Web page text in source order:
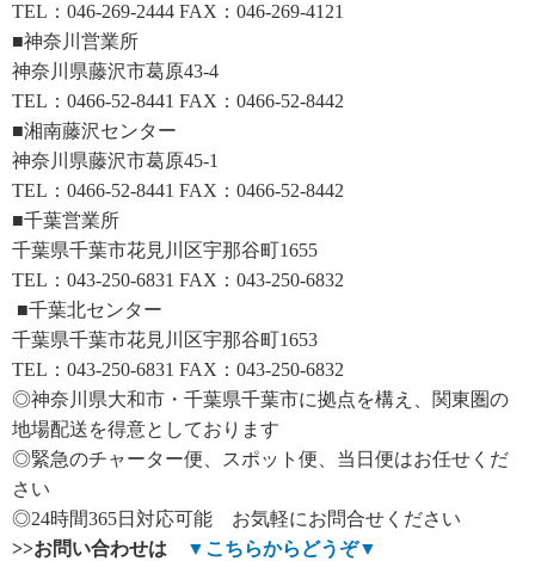
TEL：046-269-2444 FAX：046-269-4121
■神奈川営業所
神奈川県藤沢市葛原43-4
TEL：0466-52-8441 FAX：0466-52-8442
■湘南藤沢センター
神奈川県藤沢市葛原45-1
TEL：0466-52-8441 FAX：0466-52-8442
■千葉営業所
千葉県千葉市花見川区宇那谷町1655
TEL：043-250-6831 FAX：043-250-6832
■千葉北センター
千葉県千葉市花見川区宇那谷町1653
TEL：043-250-6831 FAX：043-250-6832
◎神奈川県大和市・千葉県千葉市に拠点を構え、関東圏の
地場配送を得意としております
◎緊急のチャーター便、スポット便、当日便はお任せくだ
さい
◎24時間365日対応可能 お気軽にお問合せください
>>お問い合わせは ▼ こちらからどうぞ▼